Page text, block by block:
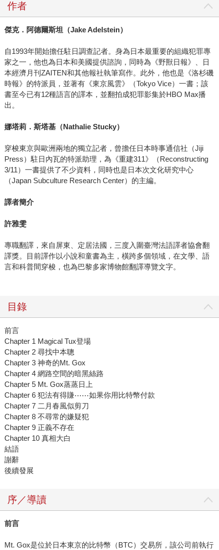
作者
傑克．阿德爾斯坦（Jake Adelstein）
自1993年開始擔任駐日調查記者。身為日本最重要的組織犯罪專
家之一，他也為日本和美國提供諮詢，同時為《野獸日報》、日
本經濟月刊ZAITEN和其他報社執筆寫作。此外，他也是《洛杉磯
時報》的特派員，並著有《東京風雲》（Tokyo Vice）一書；該
書至今已有12種語言的譯本，並翻拍成犯罪影集於HBO Max播
出。
娜塔莉．斯塔基（Nathalie Stucky）
穿梭東京與歐洲兩地的獨立記者，曾擔任日本時事通信社（Jiji
Press）駐日內瓦的特派助理，為《重建311》（Reconstructing
3/11）一書提供了不少資料，同時也是日本次文化研究中心
（Japan Subculture Research Center）的主編。
譯者簡介
許雅雯
專職翻譯，來自屏東、定居法國，三度入圍臺灣法語譯者協會翻
譯獎。目前譯作以小說和童書為主，橫跨多個領域，在文學、語
言和科普間穿梭，也為巴黎多家博物館翻譯導覽文字。
目錄
前言
Chapter 1 Magical Tux登場
Chapter 2 尋找中本聰
Chapter 3 神奇的Mt. Gox
Chapter 4 網路空間的暗黑絲路
Chapter 5 Mt. Gox蒸蒸日上
Chapter 6 犯法有得賺⋯⋯如果你用比特幣付款
Chapter 7 二月春風似剪刀
Chapter 8 不尋常的嫌疑犯
Chapter 9 正義不存在
Chapter 10 真相大白
結語
謝辭
後續發展
序／導讀
前言
Mt. Gox是位於日本東京的比特幣（BTC）交易所，該公司前執行